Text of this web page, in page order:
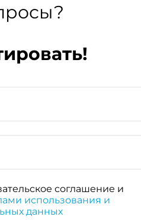
соглашение и
использования и
данных